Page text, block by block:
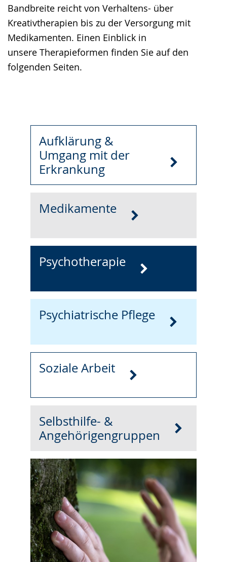
Bandbreite reicht von Verhaltens- über
Kreativtherapien bis zu der Versorgung mit
Medikamenten. Einen Einblick in
unsere Therapieformen finden Sie auf den
folgenden Seiten.
Aufklärung &
Umgang mit der
Erkrankung
Medikamente
Psychotherapie
Psychiatrische Pflege
Soziale Arbeit
Selbsthilfe- &
Angehörigengruppen